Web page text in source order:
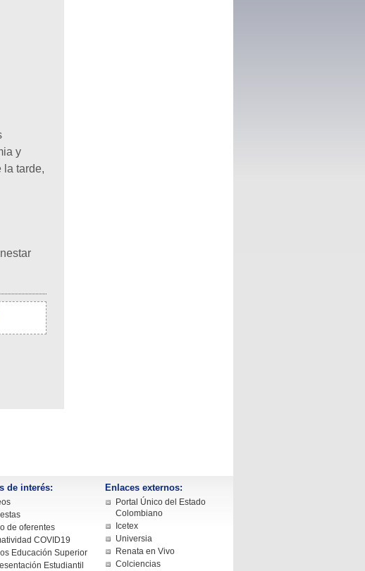
y
la tarde,
de interés:
de oferentes
COVID19
Educación Superior
Estudiantil
Enlaces externos:
Portal Único del Estado
Colombiano
Icetex
Universia
Renata en Vivo
Colciencias